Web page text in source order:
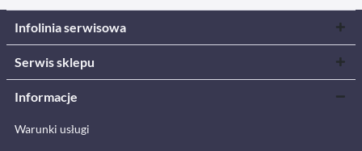
Infolinia serwisowa
Serwis sklepu
Informacje
Warunki usługi